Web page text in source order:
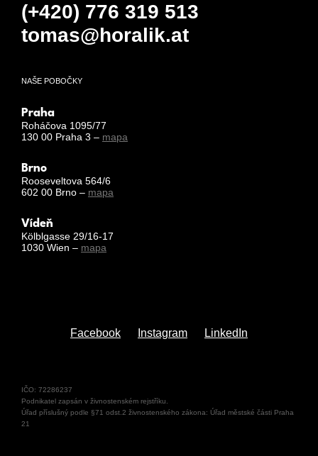
(+420) 776 319 513
tomas@horalik.at
NAŠE POBOČKY
Praha
Roháčova 1095/77
130 00 Praha 3 – mapa
Brno
Rooseveltova 564/6
602 00 Brno – mapa
Vídeň
Kölblgasse 29/16-17
1030 Wien – mapa
Facebook Instagram LinkedIn
IČO: 72286237
Podnikatel zapsán v živnostenském rejstříku.
Úřad příslušný podle §71 odst.2 živnostenského zákona: Úřad městské části Praha
21